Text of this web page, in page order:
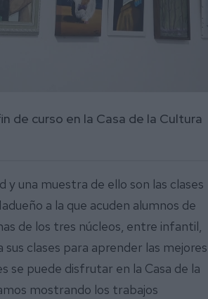
de curso en la Casa de la Cultura
y una muestra de ello son las clases
a la que acuden alumnos de
de los tres núcleos, entre infantil,
clases para aprender las mejores
se puede disfrutar en la Casa de la
mostrando los trabajos